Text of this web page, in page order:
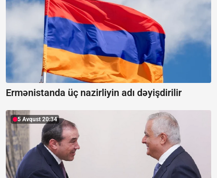
Ermənistanda üç nazirliyin adı dəyişdirilir
5 Avqust 20:34